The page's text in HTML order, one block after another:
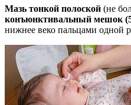
Мазь тонкой полоской (не
конъюнктивальный мешок
нижнее веко пальцами одной